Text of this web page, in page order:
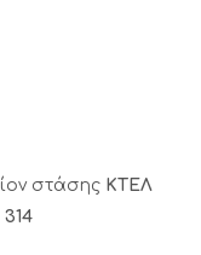
στάσης ΚΤΕΛ
314